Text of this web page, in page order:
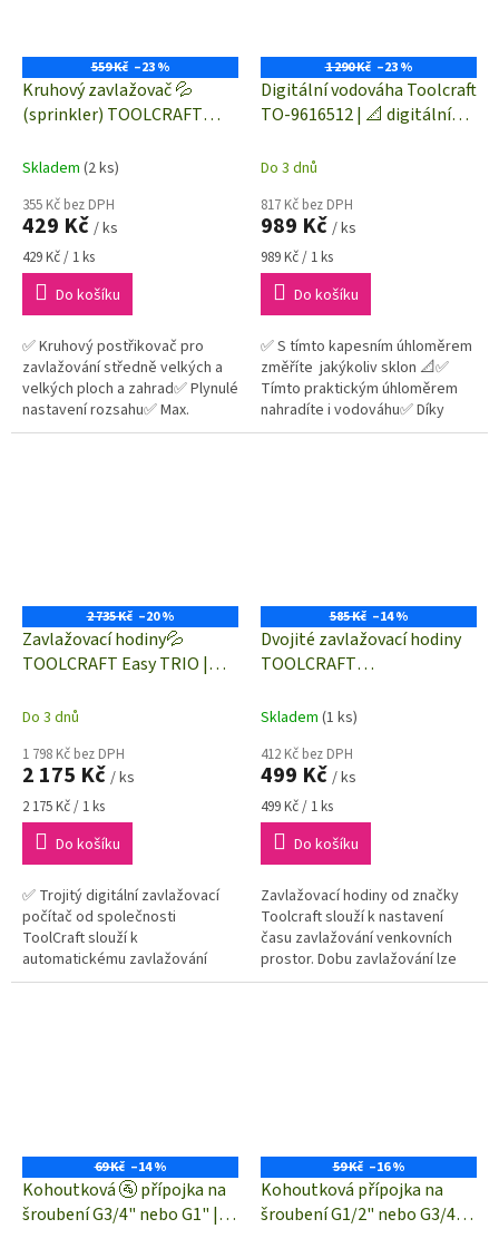
559 Kč –23 %
Kruhový zavlažovač 💦
(sprinkler) TOOLCRAFT
m²
Skladem (2 ks)
355 Kč bez DPH
429 Kč / ks
Měrná
cena:
429 Kč / 1 ks
Do košíku
✅ Kruhový postřikovač pro
zavlažování středně velkých a
velkých ploch a zahrad✅ Plynulé
nastavení rozsahu✅ Max.
zavlažovací plocha 452 m2
1 290 Kč –23 %
Digitální vodováha Toolcraft
TO-9616512 | 📐 digitální
magnetický
Do 3 dnů
817 Kč bez DPH
989 Kč / ks
Měrná
cena:
989 Kč / 1 ks
Do košíku
✅ S tímto kapesním úhloměrem
změříte jakýkoliv sklon 📐✅
Tímto praktickým úhloměrem
nahradíte i vodováhu✅ Díky
integrovaným magnetům 🧲
2 735 Kč –20 %
Zavlažovací hodiny💦
TOOLCRAFT Easy TRIO |
ovládané hadicové výstupy
Do 3 dnů
1 798 Kč bez DPH
2 175 Kč / ks
Měrná
cena:
2 175 Kč / 1 ks
Do košíku
✅ Trojitý digitální zavlažovací
počítač od společnosti
ToolCraft slouží k
automatickému zavlažování
rostlin✅ Zavlažovací hodiny
585 Kč –14 %
Dvojité zavlažovací hodiny
TOOLCRAFT
na hadici
Skladem (1 ks)
412 Kč bez DPH
499 Kč / ks
Měrná
cena:
499 Kč / 1 ks
Do košíku
Zavlažovací hodiny od značky
Toolcraft slouží k nastavení
času zavlažování venkovních
prostor. Dobu zavlažování lze
nastavit příslušným kolečkem
69 Kč –14 %
Kohoutková 🚰 přípojka na
šroubení G3/4" nebo G1" |
59 Kč –16 %
Kohoutková přípojka na
šroubení G1/2" nebo G3/4" |